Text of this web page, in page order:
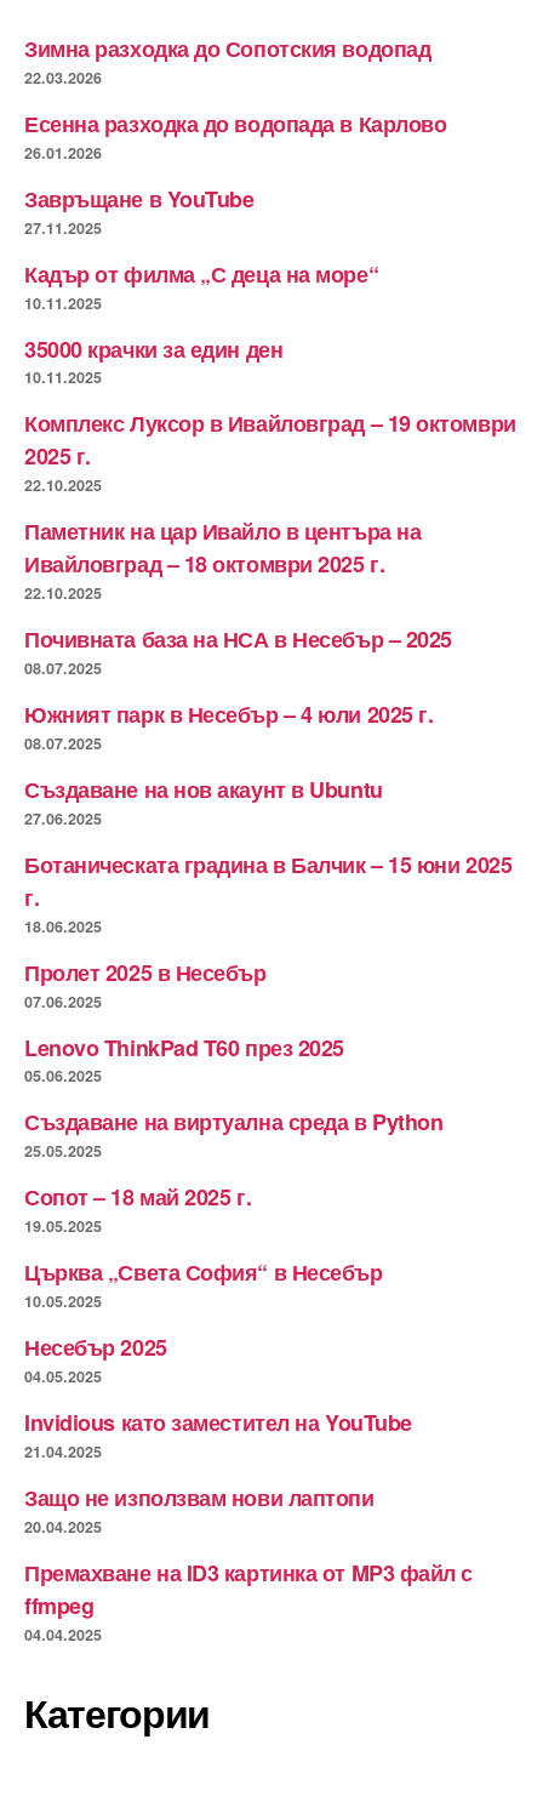
Зимна разходка до Сопотския водопад
22.03.2026
Есенна разходка до водопада в Карлово
26.01.2026
Завръщане в YouTube
27.11.2025
Кадър от филма „С деца на море“
10.11.2025
35000 крачки за един ден
10.11.2025
Комплекс Луксор в Ивайловград – 19 октомври
2025 г.
22.10.2025
Паметник на цар Ивайло в центъра на
Ивайловград – 18 октомври 2025 г.
22.10.2025
Почивната база на НСА в Несебър – 2025
08.07.2025
Южният парк в Несебър – 4 юли 2025 г.
08.07.2025
Създаване на нов акаунт в Ubuntu
27.06.2025
Ботаническата градина в Балчик – 15 юни 2025
г.
18.06.2025
Пролет 2025 в Несебър
07.06.2025
Lenovo ThinkPad T60 през 2025
05.06.2025
Създаване на виртуална среда в Python
25.05.2025
Сопот – 18 май 2025 г.
19.05.2025
Църква „Света София“ в Несебър
10.05.2025
Несебър 2025
04.05.2025
Invidious като заместител на YouTube
21.04.2025
Защо не използвам нови лаптопи
20.04.2025
Премахване на ID3 картинка от MP3 файл с
ffmpeg
04.04.2025
Категории